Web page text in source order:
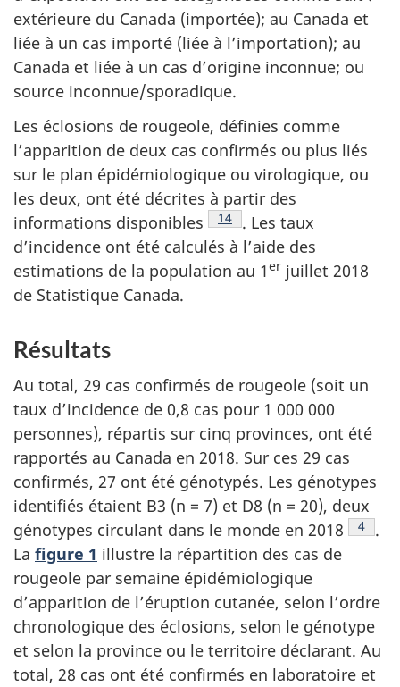
extérieure du Canada (importée); au Canada et
liée à un cas importé (liée à l’importation); au
Canada et liée à un cas d’origine inconnue; ou
source inconnue/sporadique.
Les éclosions de rougeole, définies comme
l’apparition de deux cas confirmés ou plus liés
sur le plan épidémiologique ou virologique, ou
les deux, ont été décrites à partir des
informations disponibles Note de bas de page
14 . Les taux
d’incidence ont été calculés à l’aide des
estimations de la population au 1er juillet 2018
de Statistique Canada.
Résultats
Au total, 29 cas confirmés de rougeole (soit un
taux d’incidence de 0,8 cas pour 1 000 000
personnes), répartis sur cinq provinces, ont été
rapportés au Canada en 2018. Sur ces 29 cas
confirmés, 27 ont été génotypés. Les génotypes
identifiés étaient B3 (n = 7) et D8 (n = 20), deux
génotypes circulant dans le monde en 2018 Note
4
.
La figure 1 illustre la répartition des cas de
rougeole par semaine épidémiologique
d’apparition de l’éruption cutanée, selon l’ordre
chronologique des éclosions, selon le génotype
et selon la province ou le territoire déclarant. Au
total, 28 cas ont été confirmés en laboratoire et